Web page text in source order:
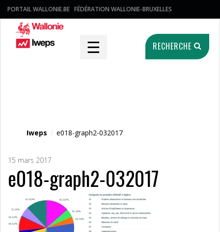
PORTAIL WALLONIE.BE FÉDÉRATION WALLONIE-BRUXELLES
☰ RECHERCHE
Iweps / e018-graph2-032017
15 mars 2017
e018-graph2-032017